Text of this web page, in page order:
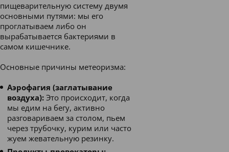
пищеварительную систему двумя
основными путями: мы его
проглатываем либо он
вырабатывается бактериями в
самом кишечнике.
Основные причины метеоризма:
Аэрофагия (заглатывание
воздуха): Это происходит, когда
мы едим на бегу, активно
разговариваем за столом, пьем
через трубочку, курим или часто
жуем жевательную резинку.